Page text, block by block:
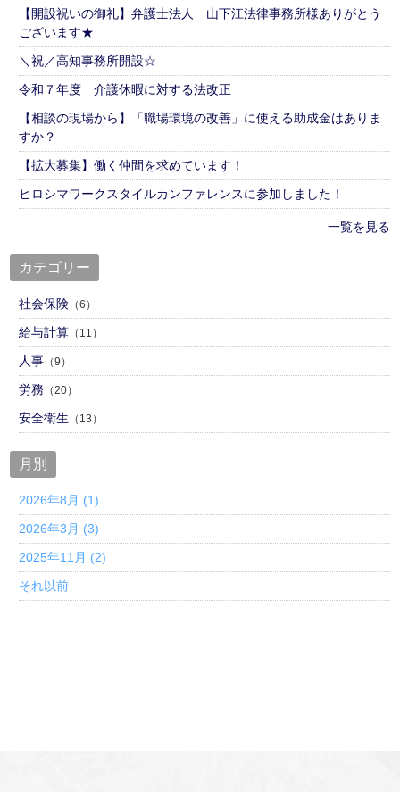
【開設祝いの御礼】弁護士法人 山下江法律事務所様ありがとう
ございます★
＼祝／高知事務所開設☆
令和７年度 介護休暇に対する法改正
【相談の現場から】「職場環境の改善」に使える助成金はありま
すか？
【拡大募集】働く仲間を求めています！
ヒロシマワークスタイルカンファレンスに参加しました！
一覧を見る
カテゴリー
社会保険 （6）
給与計算 （11）
人事 （9）
労務 （20）
安全衛生 （13）
月別
2026年8月 (1)
2026年3月 (3)
2025年11月 (2)
それ以前